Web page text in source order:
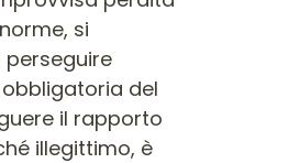
si
perseguire
del
il rapporto
illegittimo, è